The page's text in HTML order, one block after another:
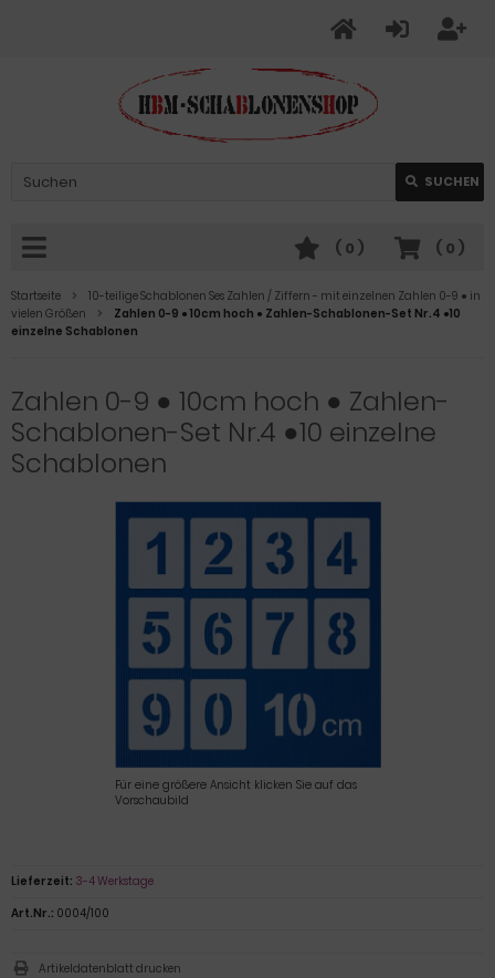
SUCHEN
( 0 )
( 0 )
Startseite
10-teilige Schablonen Ses Zahlen / Ziffern - mit einzelnen Zahlen 0-9 ● in
vielen Größen
Zahlen 0-9 ● 10cm hoch ● Zahlen-Schablonen-Set Nr.4 ●10
einzelne Schablonen
Zahlen 0-9 ● 10cm hoch ● Zahlen-
Schablonen-Set Nr.4 ●10 einzelne
Schablonen
Für eine größere Ansicht klicken Sie auf das
Vorschaubild
Lieferzeit: 3-4 Werkstage
Art.Nr.: 0004/100
Artikeldatenblatt drucken